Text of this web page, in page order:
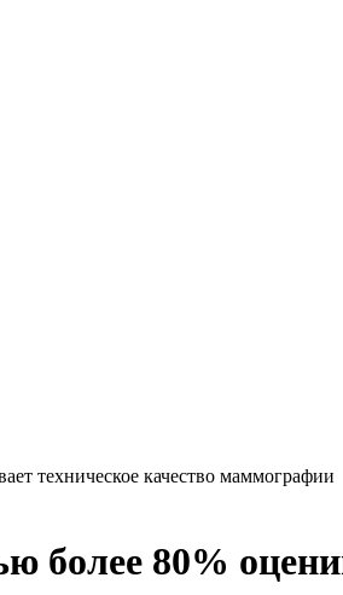
техническое качество маммографии
более 80%